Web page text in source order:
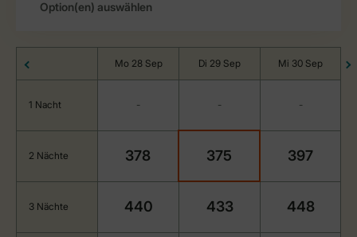
Mo 28 Sep Di 29 Sep Mi 30 Sep
1 Nacht - - -
2 Nächte 378 375 397
3 Nächte 440 433 448